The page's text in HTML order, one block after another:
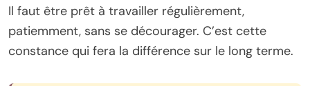
Il faut être prêt à travailler régulièrement,
patiemment, sans se décourager. C’est cette
constance qui fera la différence sur le long terme.